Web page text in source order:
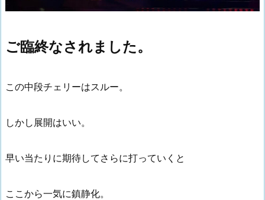
ご臨終なされました。
この中段チェリーはスルー。
しかし展開はいい。
早い当たりに期待してさらに打っていくと
ここから一気に鎮静化。